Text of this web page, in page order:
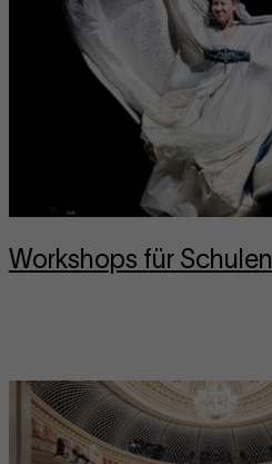
Work­shops für Schu­len